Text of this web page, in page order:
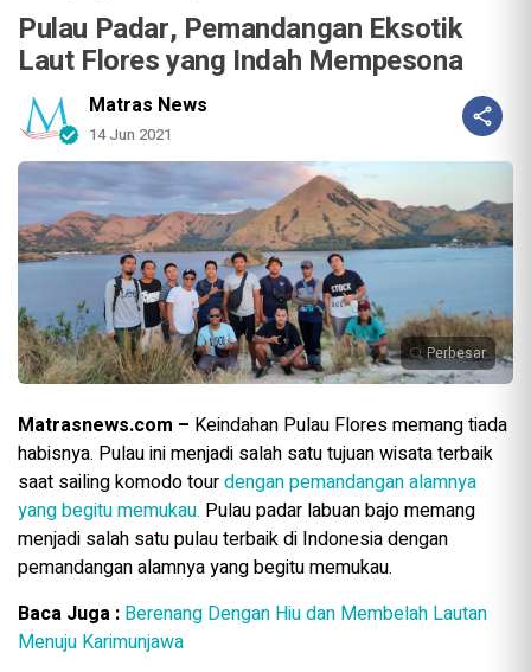
Pulau Padar, Pemandangan Eksotik
Laut Flores yang Indah Mempesona
Matras News
14 Jun 2021
Perbesar
Matrasnews.com – Keindahan Pulau Flores memang tiada
habisnya. Pulau ini menjadi salah satu tujuan wisata terbaik
saat sailing komodo tourdengan pemandangan alamnya
yang begitu memukau. Pulau padar labuan bajo memang
menjadi salah satu pulau terbaik di Indonesia dengan
pemandangan alamnya yang begitu memukau.
Baca Juga : Berenang Dengan Hiu dan Membelah Lautan
Menuju Karimunjawa